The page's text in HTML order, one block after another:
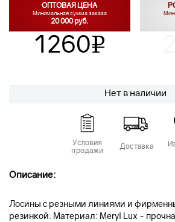
ОПТОВАЯ ЦЕНА
Минимальная сумма заказа
20 000 руб.
1260v
Нет в наличии
Условия
продажи Доставка
Описание:
Лосины с резными линиями и
резинкой. Материал: Meryl Lux -